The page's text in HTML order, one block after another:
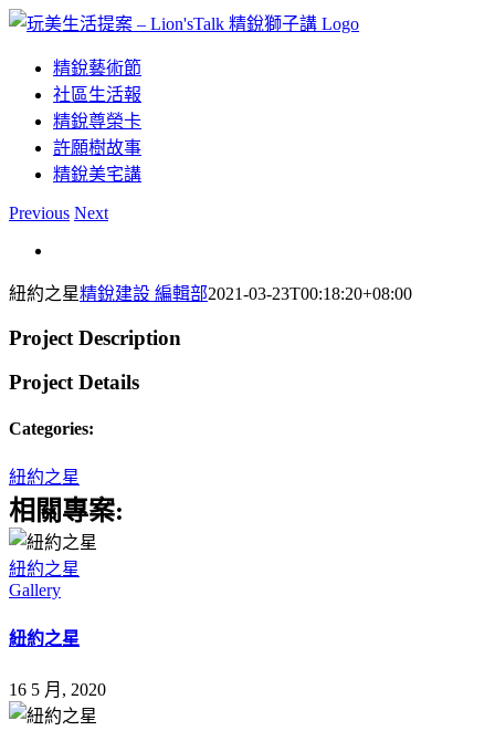
Skip
content
精銳藝術節
社區生活報
精銳尊榮卡
許願樹故事
精銳美宅講
Previous Next
紐約之星精銳建設 編輯部2021-03-23T00:18:20+08:00
Project Description
Project Details
Categories:
紐約之星
相關專案:
紐約之星
Gallery
紐約之星
16 5 月, 2020